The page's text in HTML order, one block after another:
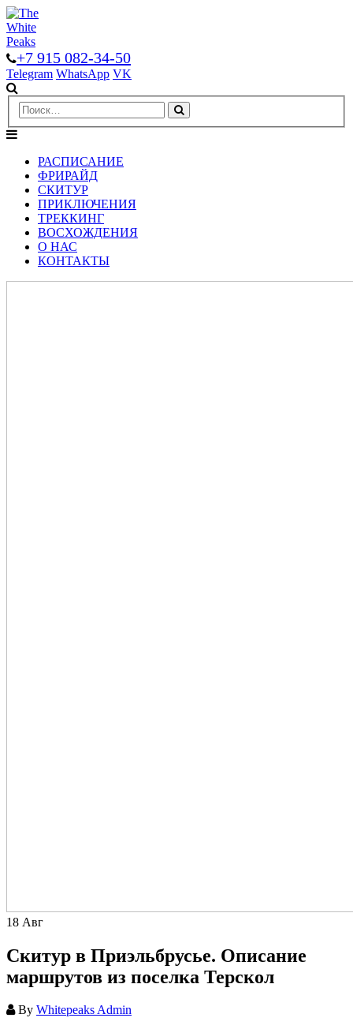
+7 915 082-34-50
Telegram WhatsApp VK
РАСПИСАНИЕ
ФРИРАЙД
СКИТУР
ПРИКЛЮЧЕНИЯ
ТРЕККИНГ
ВОСХОЖДЕНИЯ
О НАС
КОНТАКТЫ
18 Авг
Скитур в Приэльбрусье. Описание
маршрутов из поселка Терскол
By Whitepeaks Admin